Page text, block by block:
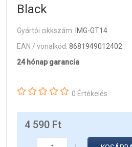
Black
Gyártói cikkszám: IMG-GT14
EAN / vonalkód:8681949012402
24 hónap garancia
0 Értékelés
4 590 Ft